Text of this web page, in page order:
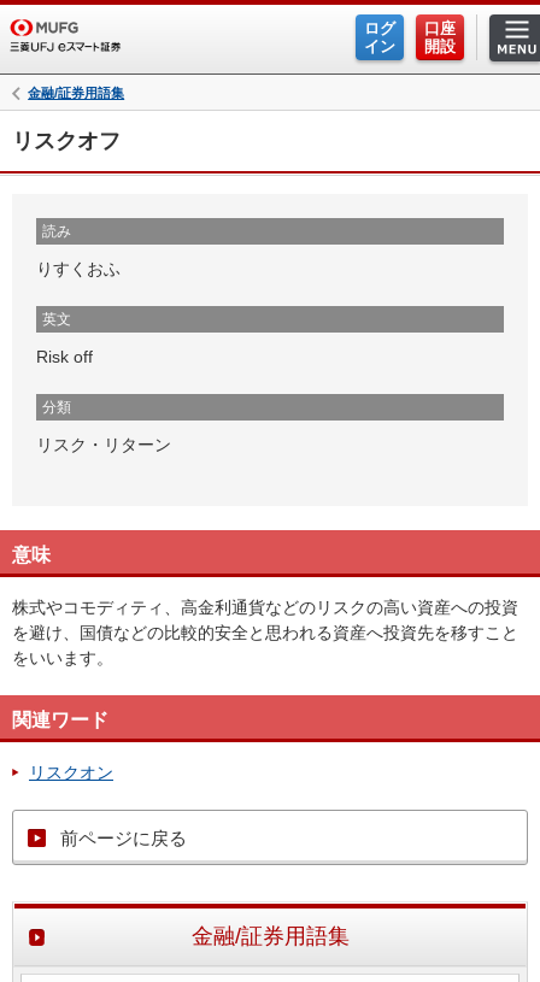
ログ
イン
口座
開設
金融/証券用語集
リスクオフ
読み
りすくおふ
英文
Risk off
分類
リスク・リターン
意味
株式やコモディティ、高金利通貨などのリスクの高い資産への投資
を避け、国債などの比較的安全と思われる資産へ投資先を移すこと
をいいます。
関連ワード
リスクオン
前ページに戻る
金融/証券用語集